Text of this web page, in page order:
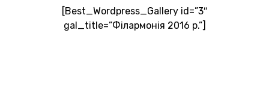
[Best_Wordpress_Gallery id=”3″
gal_title=”Філармонія 2016 р.”]